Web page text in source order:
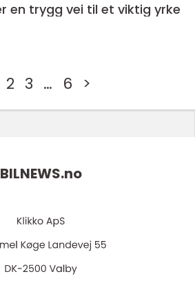
Helsefagarbeider en trygg vei til et viktig yrke
2 3 … 6 >
BILNEWS.no